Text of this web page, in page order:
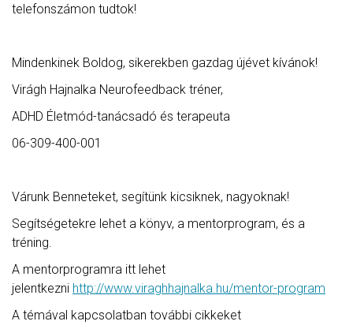
telefonszámon tudtok!
Mindenkinek Boldog, sikerekben gazdag újévet kívánok!
Virágh Hajnalka Neurofeedback tréner,
ADHD Életmód-tanácsadó és terapeuta
06-309-400-001
Várunk Benneteket, segítünk kicsiknek, nagyoknak!
Segítségetekre lehet a könyv, a mentorprogram, és a
tréning.
A mentorprogramra itt lehet
jelentkezni http://www.viraghhajnalka.hu/mentor-program
A témával kapcsolatban további cikkeket